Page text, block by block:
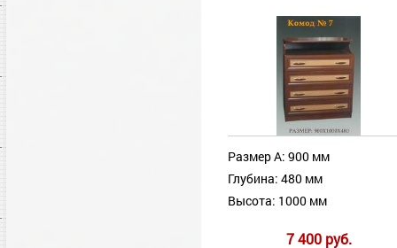
Размер А: 900 мм
Глубина: 480 мм
Высота: 1000 мм
7 400 руб.